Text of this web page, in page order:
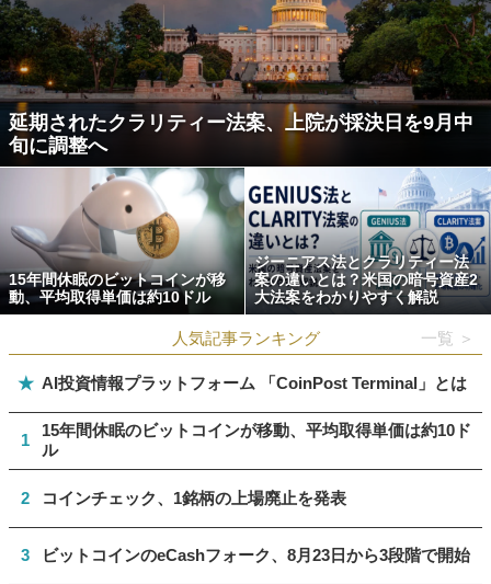
延期されたクラリティー法案、上院が採決日を9月中
旬に調整へ
15年間休眠のビットコインが移
動、平均取得単価は約10ドル
ジーニアス法とクラリティー法
案の違いとは？米国の暗号資産2
大法案をわかりやすく解説
人気記事ランキング 一覧 ＞
★ AI投資情報プラットフォーム 「CoinPost Terminal」とは
1
15年間休眠のビットコインが移動、平均取得単価は約10ド
ル
2 コインチェック、1銘柄の上場廃止を発表
3 ビットコインのeCashフォーク、8月23日から3段階で開始